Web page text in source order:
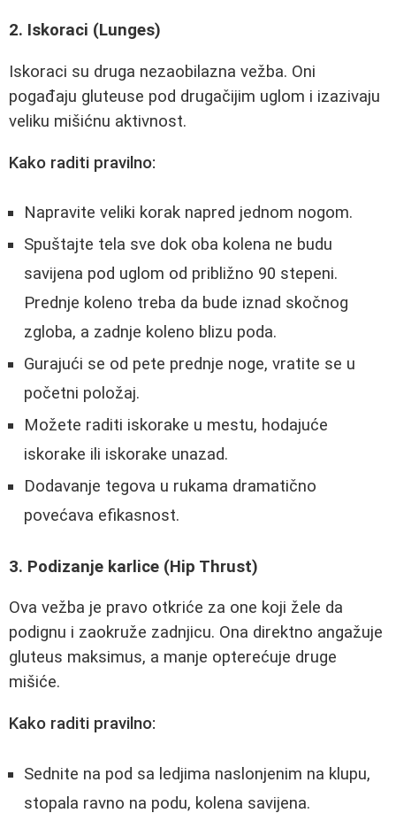
2. Iskoraci (Lunges)
Iskoraci su druga nezaobilazna vežba. Oni
pogađaju gluteuse pod drugačijim uglom i izazivaju
veliku mišićnu aktivnost.
Kako raditi pravilno:
Napravite veliki korak napred jednom nogom.
Spuštajte tela sve dok oba kolena ne budu
savijena pod uglom od približno 90 stepeni.
Prednje koleno treba da bude iznad skočnog
zgloba, a zadnje koleno blizu poda.
Gurajući se od pete prednje noge, vratite se u
početni položaj.
Možete raditi iskorake u mestu, hodajuće
iskorake ili iskorake unazad.
Dodavanje tegova u rukama dramatično
povećava efikasnost.
3. Podizanje karlice (Hip Thrust)
Ova vežba je pravo otkriće za one koji žele da
podignu i zaokruže zadnjicu. Ona direktno angažuje
gluteus maksimus, a manje opterećuje druge
mišiće.
Kako raditi pravilno:
Sednite na pod sa ledjima naslonjenim na klupu,
stopala ravno na podu, kolena savijena.